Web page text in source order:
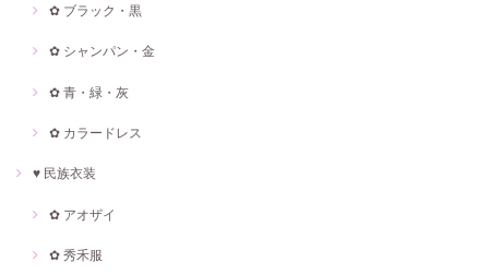
✿ ブラック・黒
✿ シャンパン・金
✿ 青・緑・灰
✿ カラードレス
♥ 民族衣装
✿ アオザイ
✿ 秀禾服